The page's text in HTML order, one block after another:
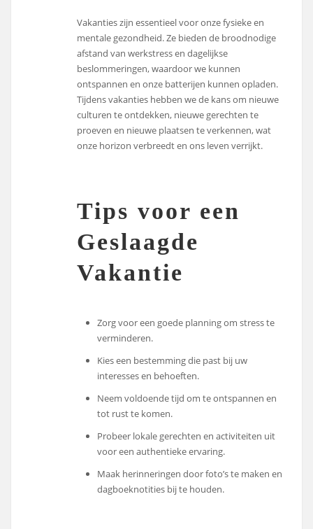
Vakanties zijn essentieel voor onze fysieke en
mentale gezondheid. Ze bieden de broodnodige
afstand van werkstress en dagelijkse
beslommeringen, waardoor we kunnen
ontspannen en onze batterijen kunnen opladen.
Tijdens vakanties hebben we de kans om nieuwe
culturen te ontdekken, nieuwe gerechten te
proeven en nieuwe plaatsen te verkennen, wat
onze horizon verbreedt en ons leven verrijkt.
Tips voor een
Geslaagde
Vakantie
Zorg voor een goede planning om stress te
verminderen.
Kies een bestemming die past bij uw
interesses en behoeften.
Neem voldoende tijd om te ontspannen en
tot rust te komen.
Probeer lokale gerechten en activiteiten uit
voor een authentieke ervaring.
Maak herinneringen door foto’s te maken en
dagboeknotities bij te houden.